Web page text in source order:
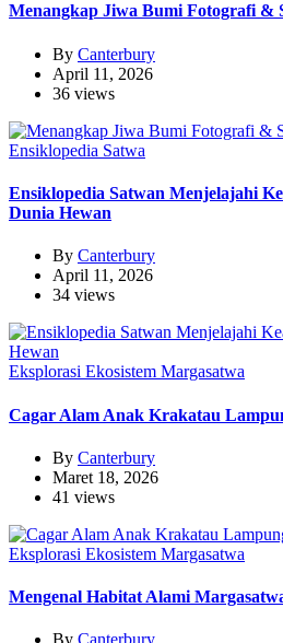
Menangkap Jiwa Bumi Fotografi &
By Canterbury
April 11, 2026
36 views
Ensiklopedia Satwa
Ensiklopedia Satwan Menjelajahi
Dunia Hewan
By Canterbury
April 11, 2026
34 views
Eksplorasi Ekosistem Margasatwa
Cagar Alam Anak Krakatau
By Canterbury
Maret 18, 2026
41 views
Eksplorasi Ekosistem Margasatwa
Mengenal Habitat Alami